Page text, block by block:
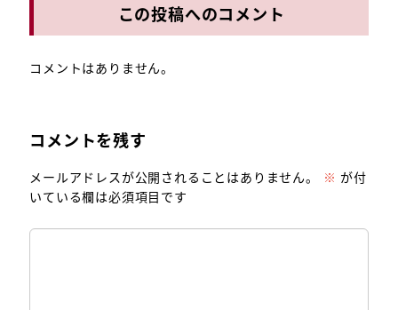
この投稿へのコメント
コメントはありません。
コメントを残す
メールアドレスが公開されることはありません。 ※ が付
いている欄は必須項目です